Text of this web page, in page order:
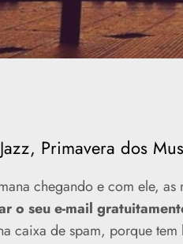
Primavera dos
chegando e com ele, as
o seu e-mail
caixa de spam, porque